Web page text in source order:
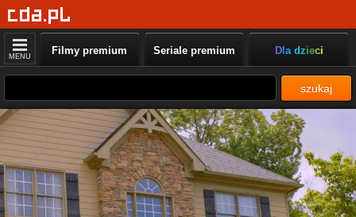
MENU Filmy premium Seriale premium Dla dzieci
szukaj